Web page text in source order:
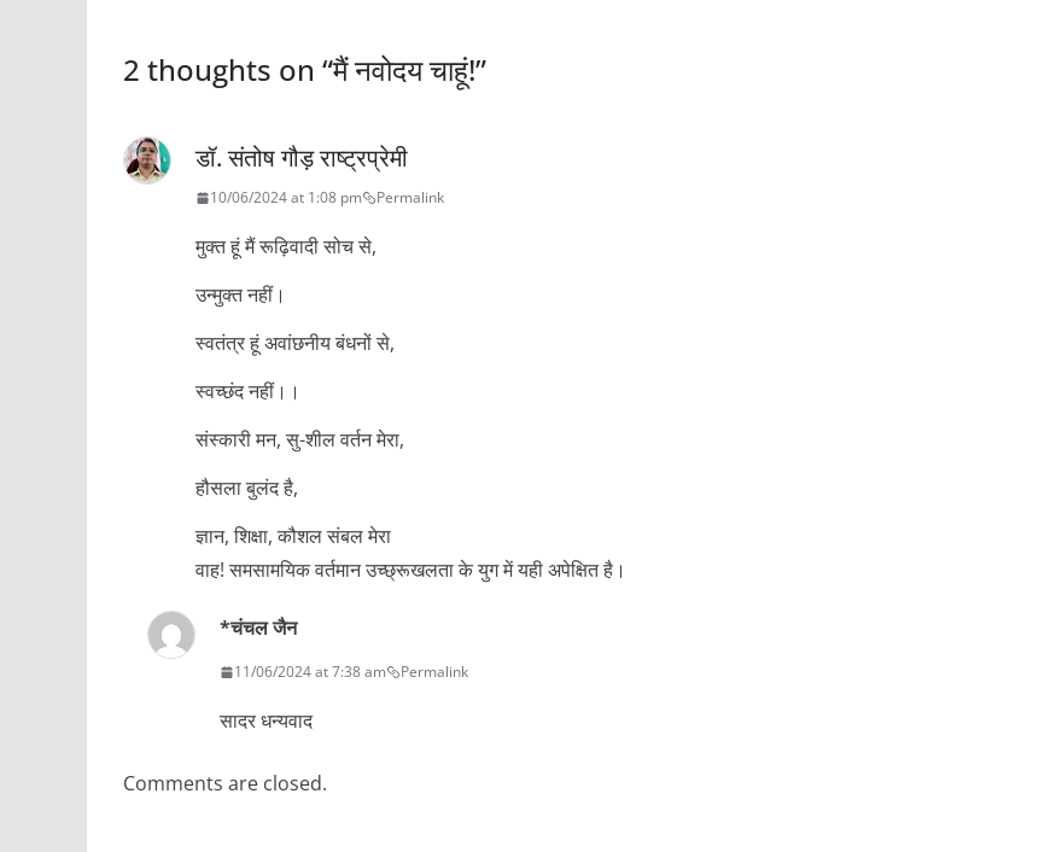
2 thoughts on “मैं नवोदय चाहूं!”
डॉ. संतोष गौड़ राष्ट्रप्रेमी
10/06/2024 at 1:08 pm Permalink
मुक्त हूं मैं रूढ़िवादी सोच से,
उन्मुक्त नहीं।
स्वतंत्र हूं अवांछनीय बंधनों से,
स्वच्छंद नहीं।।
संस्कारी मन, सु-शील वर्तन मेरा,
हौसला बुलंद है,
ज्ञान, शिक्षा, कौशल संबल मेरा
वाह! समसामयिक वर्तमान उच्छ्रूखलता के युग में यही अपेक्षित है।
*चंचल जैन
11/06/2024 at 7:38 am Permalink
सादर धन्यवाद
Comments are closed.